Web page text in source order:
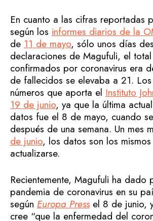
En cuanto a las cifras reportadas
según los informes diarios de la
de 11 de mayo, sólo unos días
declaraciones de Magufuli, el
confirmados por coronavirus era
de fallecidos se elevaba a 21. Los
números que aporta el Instituto
19 de junio, ya que la última
datos fue el 8 de mayo, cuando
después de una semana. Un mes
de junio, los datos son los
actualizarse.
Recientemente, Magufuli ha dado
pandemia de coronavirus en su
según Europa Pressel 8 de junio,
cree “que la enfermedad del